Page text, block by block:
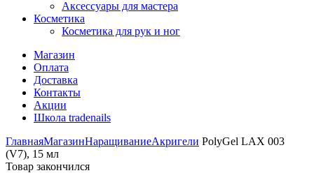
Аксессуары для мастера
Косметика
Косметика для рук и ног
Магазин
Оплата
Доставка
Контакты
Акции
Школа tradenails
ГлавнаяМагазинНаращиваниеАкригели PolyGel LAX 003
(V7), 15 мл
Товар закончился